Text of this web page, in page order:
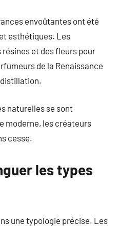
envoûtantes ont été
esthétiques. Les
et des fleurs pour
de la Renaissance
distillation.
naturelles se sont
moderne, les créateurs
cesse.
les types
une typologie précise. Les